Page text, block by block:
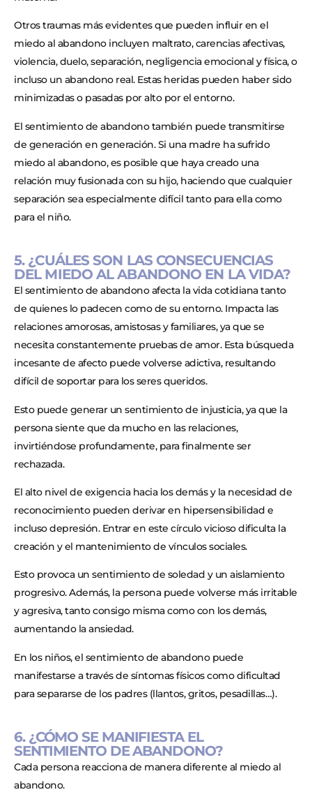
Otros traumas más evidentes que pueden influir en el
miedo al abandono incluyen maltrato, carencias afectivas,
violencia, duelo, separación, negligencia emocional y física, o
incluso un abandono real. Estas heridas pueden haber sido
minimizadas o pasadas por alto por el entorno.
El sentimiento de abandono también puede transmitirse
de generación en generación. Si una madre ha sufrido
miedo al abandono, es posible que haya creado una
relación muy fusionada con su hijo, haciendo que cualquier
separación sea especialmente difícil tanto para ella como
para el niño.
5. ¿CUÁLES SON LAS CONSECUENCIAS
DEL MIEDO AL ABANDONO EN LA VIDA?
El sentimiento de abandono afecta la vida cotidiana tanto
de quienes lo padecen como de su entorno. Impacta las
relaciones amorosas, amistosas y familiares, ya que se
necesita constantemente pruebas de amor. Esta búsqueda
incesante de afecto puede volverse adictiva, resultando
difícil de soportar para los seres queridos.
Esto puede generar un sentimiento de injusticia, ya que la
persona siente que da mucho en las relaciones,
invirtiéndose profundamente, para finalmente ser
rechazada.
El alto nivel de exigencia hacia los demás y la necesidad de
reconocimiento pueden derivar en hipersensibilidad e
incluso depresión. Entrar en este círculo vicioso dificulta la
creación y el mantenimiento de vínculos sociales.
Esto provoca un sentimiento de soledad y un aislamiento
progresivo. Además, la persona puede volverse más irritable
y agresiva, tanto consigo misma como con los demás,
aumentando la ansiedad.
En los niños, el sentimiento de abandono puede
manifestarse a través de síntomas físicos como dificultad
para separarse de los padres (llantos, gritos, pesadillas…).
6. ¿CÓMO SE MANIFIESTA EL
SENTIMIENTO DE ABANDONO?
Cada persona reacciona de manera diferente al miedo al
abandono.